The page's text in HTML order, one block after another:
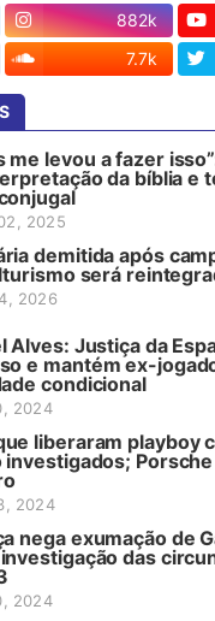
882k
7.7k
me levou a fazer
da bíblia e
2025
demitida após
será
2026
Alves: Justiça da
e mantém ex-
condicional
2024
liberaram playboy
investigados;
2024
nega exumação de
das
2024